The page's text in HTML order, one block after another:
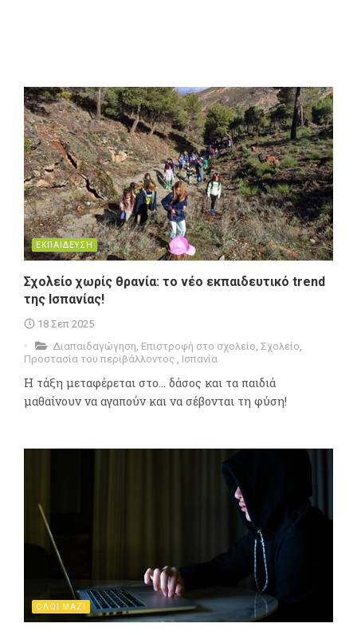
ΕΚΠΑΙΔΕΥΣΗ
Σχολείο χωρίς θρανία: το νέο εκπαιδευτικό trend
της Ισπανίας!
18 Σεπ 2025
Διαπαιδαγώγηση Επιστροφή στο σχολείο Σχολείο
Προστασία του περιβάλλοντος
Ισπανία
Η τάξη μεταφέρεται στο... δάσος και τα παιδιά
μαθαίνουν να αγαπούν και να σέβονται τη φύση!
ΟΛΟΙ ΜΑΖΙ